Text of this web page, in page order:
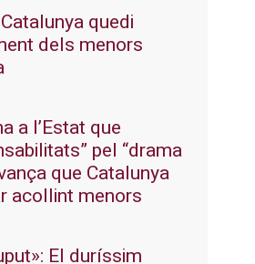
quedi
dels menors
a l’Estat que
pel “drama
que Catalunya
acollint menors
El duríssim